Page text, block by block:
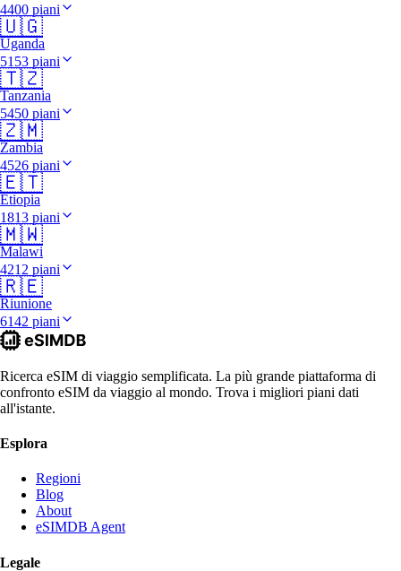
4400 piani
🇺🇬
Uganda
5153 piani
🇹🇿
Tanzania
5450 piani
🇿🇲
Zambia
4526 piani
🇪🇹
Etiopia
1813 piani
🇲🇼
Malawi
4212 piani
🇷🇪
Riunione
6142 piani
Ricerca eSIM di viaggio semplificata. La più grande piattaforma di
confronto eSIM da viaggio al mondo. Trova i migliori piani dati
all'istante.
Esplora
Regioni
Blog
About
eSIMDB Agent
Legale